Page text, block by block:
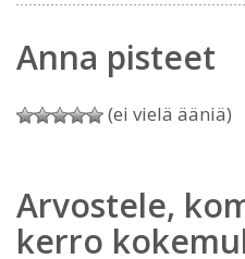
Anna pisteet
(ei vielä ääniä)
Arvostele,
kerro